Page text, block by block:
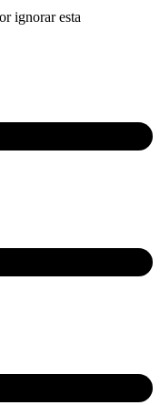
ignorar esta